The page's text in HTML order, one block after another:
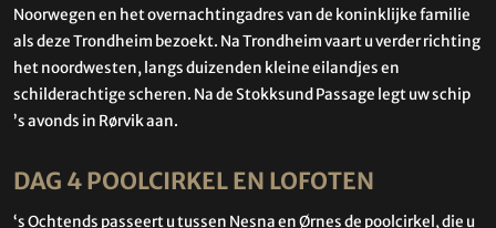
Noorwegen en het overnachtingadres van de koninklijke familie
als deze Trondheim bezoekt. Na Trondheim vaart u verder richting
het noordwesten, langs duizenden kleine eilandjes en
schilderachtige scheren. Na de Stokksund Passage legt uw schip
’s avonds in Rørvik aan.
DAG 4 POOLCIRKEL EN LOFOTEN
‘s Ochtends passeert u tussen Nesna en Ørnes de poolcirkel, die u